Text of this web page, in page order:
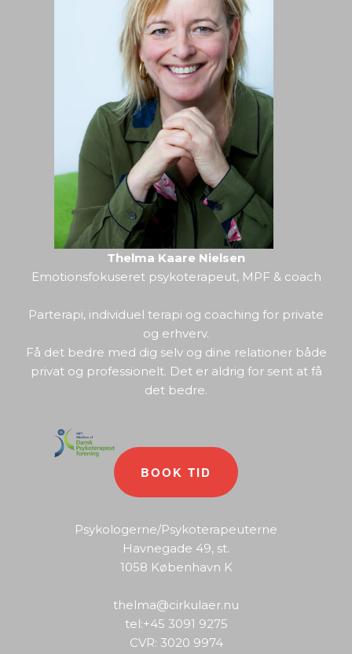
Thelma Kaare Nielsen
Photocredit: Lars
Andreas Kristiansen
Thelma Kaare Nielsen
Emotionsfokuseret psykoterapeut, MPF & coach
Parterapi, individuel terapi og coaching for private
og erhverv.
Få det bedre med dig selv og dine relationer både
privat og professionelt. Det er aldrig for sent at få
det bedre.
BOOK TID
Psykologerne/Psykoterapeuterne
Havnegade 49, st.
1058 København K
thelma@cirkulaer.nu
tel:+45 3091 9275
CVR: 3020 9974